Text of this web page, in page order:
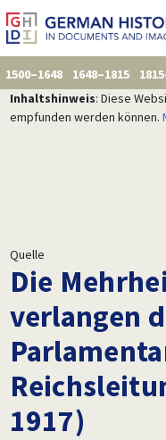
1500–1648 1648–1815
Inhaltshinweis: Diese
empfunden werden können.
Quelle
Die
verlangen
1917)